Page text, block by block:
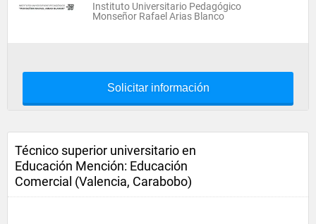
Instituto Universitario Pedagógico
Monseñor Rafael Arias Blanco
Solicitar información
Técnico superior universitario en
Educación Mención: Educación
Comercial (Valencia, Carabobo)